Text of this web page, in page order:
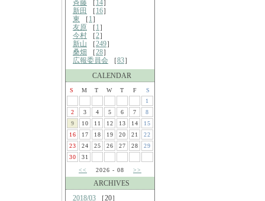
斉藤 ［ 14］
新田
［ 16］
東 ［ 1 ］
友原 ［ 1 ］
今村 ［2］
新山 ［249］
桑畑
［28］
広報委員会 ［83］
CALENDAR
S M T W T F
S
1
2
3 4 5 6 7
8
9
10 11 12 13 14
15
16
17 18 19 20 21
22
23
24 25 26 27 28
29
30
31
<<
2026 - 08 >>
ARCHIVES
2018/03 ［20］